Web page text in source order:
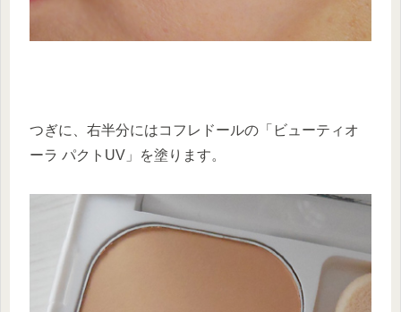
つぎに、右半分にはコフレドールの「ビューティオ
ーラ パクトUV」を塗ります。